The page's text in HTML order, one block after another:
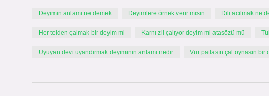
Deyimin anlamı ne demek Deyimlere örnek verir misin Dili acilmak ne
Her telden çalmak bir deyim mi Karnı zil çalıyor deyim mi atasözü mü
Uyuyan devi uyandırmak deyiminin anlamı nedir Vur patlasın çal oynasın bir